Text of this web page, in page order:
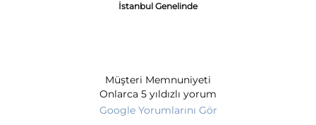
İstanbul Genelinde
Müşteri Memnuniyeti
Onlarca 5 yıldızlı yorum
Google Yorumlarını Gör